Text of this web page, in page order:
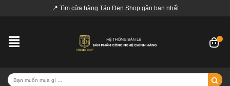
📍 Tìm cửa hàng Táo Đen Shop gần bạn nhất